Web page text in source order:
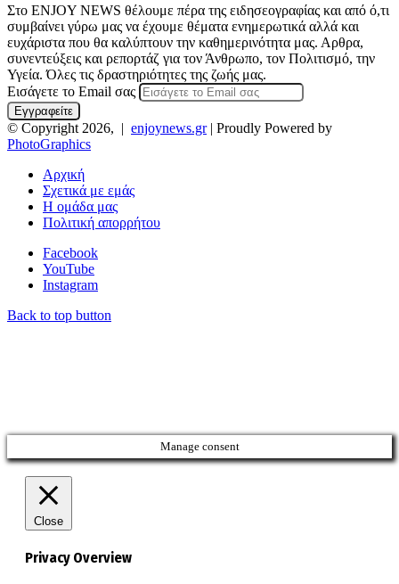
Στο ENJOY NEWS θέλουμε πέρα της ειδησεογραφίας και από ό,τι
συμβαίνει γύρω μας να έχουμε θέματα ενημερωτικά αλλά και
ευχάριστα που θα καλύπτουν την καθημερινότητα μας. Αρθρα,
συνεντεύξεις και ρεπορτάζ για τον Άνθρωπο, τον Πολιτισμό, την
Υγεία. Όλες τις δραστηριότητες της ζωής μας.
Εισάγετε το Email σας
© Copyright 2026, | enjoynews.gr| Proudly Powered by
PhotoGraphics
Αρχική
Σχετικά με εμάς
Η ομάδα μας
Πολιτική απορρήτου
Facebook
YouTube
Instagram
Back to top button
Manage consent
Close
Privacy Overview